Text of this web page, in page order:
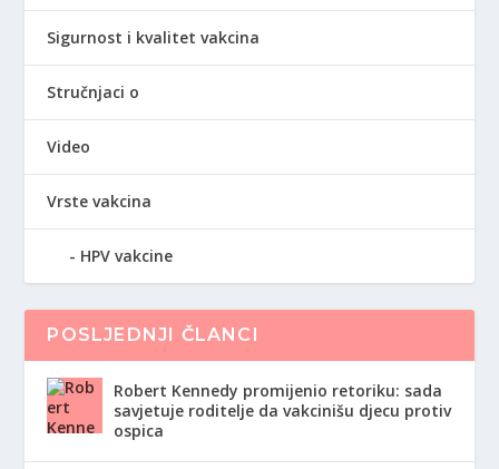
Sigurnost i kvalitet vakcina
Stručnjaci o
Video
Vrste vakcina
HPV vakcine
POSLJEDNJI ČLANCI
Robert Kennedy promijenio retoriku: sada
savjetuje roditelje da vakcinišu djecu protiv
ospica